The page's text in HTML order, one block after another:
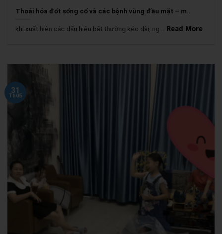
Thoái hóa đốt sống cổ và các bệnh vùng đầu mặt – m..
khi xuất hiện các dấu hiệu bất thường kéo dài, ng ... Read More
31
Th05